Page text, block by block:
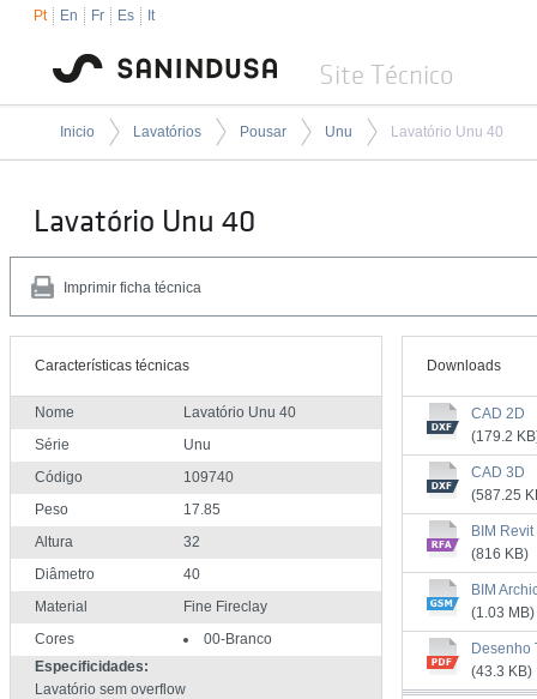
Pt En Fr Es It
Site Técnico
Inicio Lavatórios Pousar Unu Lavatório Unu 40
Lavatório Unu 40
Imprimir ficha técnica
Características técnicas
Nome
Lavatório Unu 40
Série
Unu
Código
109740
Peso
17.85
Altura
32
Diâmetro
40
Material
Fine Fireclay
Cores
00-Branco
Especificidades:
Lavatório sem overflow
Downloads
CAD 2D
(179.2
CAD 3D
(587.25
BIM Revit
(816 KB)
BIM
(1.03 MB)
Desenho
(43.3 KB)